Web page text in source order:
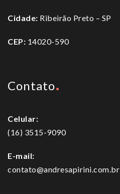
Cidade: Ribeirão Preto – SP
CEP: 14020-590
Contato
Celular:
(16) 3515-9090
E-mail:
contato@andresapirini.com.br